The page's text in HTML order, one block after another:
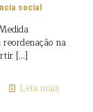
social
na
[…]
Leia mais